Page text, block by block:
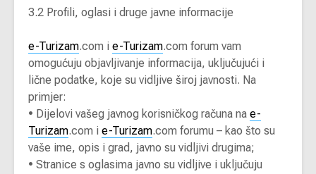
3.2 Profili, oglasi i druge javne informacije
e-Turizam.com i e-Turizam.com forum vam
omogućuju objavljivanje informacija, uključujući i
lične podatke, koje su vidljive široj javnosti. Na
primjer:
• Dijelovi vašeg javnog korisničkog računa na e-
Turizam.com i e-Turizam.com forumu – kao što su
vaše ime, opis i grad, javno su vidljivi drugima;
• Stranice s oglasima javno su vidljive i uključuju